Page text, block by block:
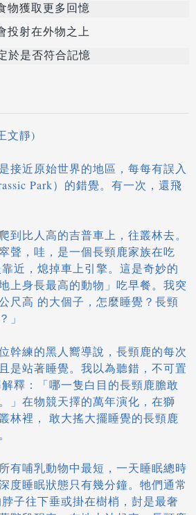
物獲取更多回憶
投射在外物之上
於是否符合記憶
文靜)
接近原始世界的地區，每每有誤入
Park）的錯覺。有一次，還飛
到比人高的吉普車上，往叢林去。
聲，哇，是一個長頸鹿家族在吃
近，熄掉車上引擎。這是奇妙的
上身長最高的動物」吃早餐。我突
尺高 的大個子，怎麼睡覺？長頸
」
幹練的黑人嚮導說，長頸鹿的每次
是站著睡覺。我以為聽錯，不可置
釋：「哪一隻白目的長頸鹿膽敢
」在物競天擇的萬年演化，在獅
林裡， 敢大搖大擺睡覺的長頸鹿
有哺乳動物中最短，一天睡眠總時
度睡眠狀態只有幾分鐘。牠們通常
子往下垂或掛在樹梢，尌是最奢